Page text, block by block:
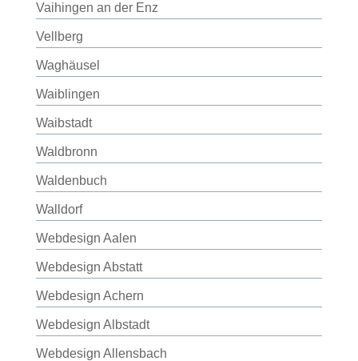
Vaihingen an der Enz
Vellberg
Waghäusel
Waiblingen
Waibstadt
Waldbronn
Waldenbuch
Walldorf
Webdesign Aalen
Webdesign Abstatt
Webdesign Achern
Webdesign Albstadt
Webdesign Allensbach